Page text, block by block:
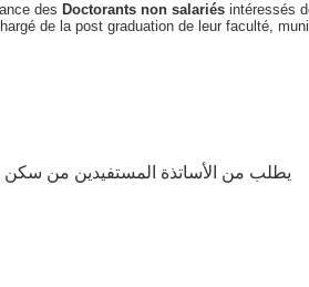
des Doctorants non salariés intéressés
de la post graduation de leur faculté,
يطلب من الأساتذة المستفيدين من سكن